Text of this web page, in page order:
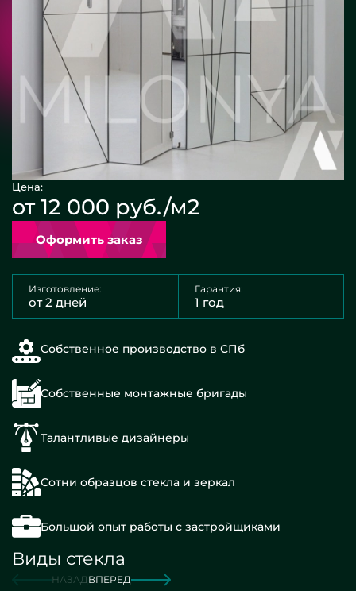
Цена:
от 12 000 руб./м2
Оформить заказ
Изготовление:
от 2 дней
Гарантия:
1 год
Собственное производство в СПб
Собственные монтажные бригады
Талантливые дизайнеры
Сотни образцов стекла и зеркал
Большой опыт работы с застройщиками
Виды стекла
НАЗАДВПЕРЕД